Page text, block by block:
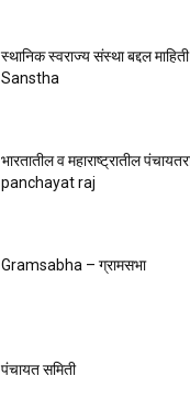
स्थानिक स्वराज्य संस्था बद्दल
Sanstha
भारतातील व महाराष्ट्रातील
panchayat raj
Gramsabha – ग्रामसभा
पंचायत समिती